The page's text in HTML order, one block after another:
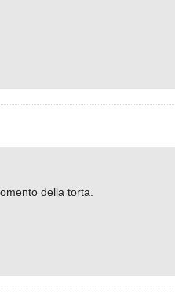
della torta.